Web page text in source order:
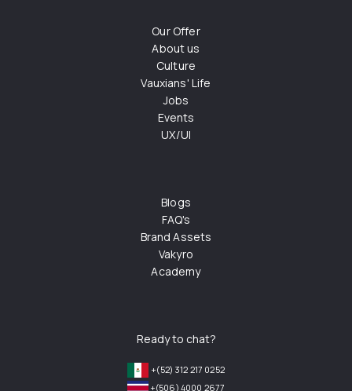
Our Offer
About us
Culture
Vauxians' Life
Jobs
Events
UX/UI
Blogs
FAQ's
Brand Assets
Vakyro
Academy
Ready to chat?
+(52) 312 217 0252
+(506) 4000 2677